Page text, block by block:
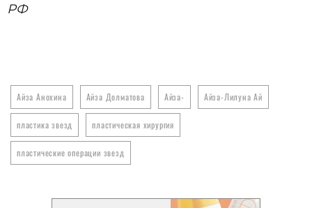
РФ
Айза Анохина Айза Долматова Айза- Айза-Лилуна Ай
пластика звезд пластическая хирургия
пластические операции звезд